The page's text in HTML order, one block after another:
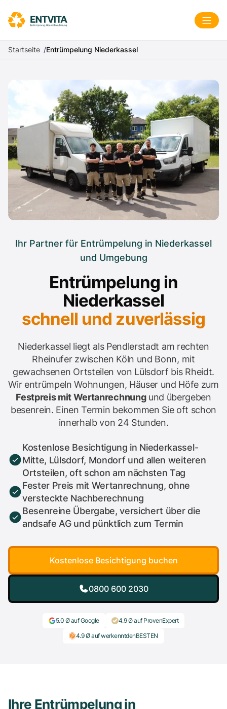
Startseite Entrümpelung Niederkassel
Ihr Partner für Entrümpelung in Niederkassel
und Umgebung
Entrümpelung in
Niederkassel
schnell und zuverlässig
Niederkassel liegt als Pendlerstadt am rechten
Rheinufer zwischen Köln und Bonn, mit
gewachsenen Ortsteilen von Lülsdorf bis Rheidt.
Wir entrümpeln Wohnungen, Häuser und Höfe zum
Festpreis mit Wertanrechnungund übergeben
besenrein. Einen Termin bekommen Sie oft schon
innerhalb von 24 Stunden.
Kostenlose Besichtigung in Niederkassel-
Mitte, Lülsdorf, Mondorf und allen weiteren
Ortsteilen, oft schon am nächsten Tag
Fester Preis mit Wertanrechnung, ohne
versteckte Nachberechnung
Besenreine Übergabe, versichert über die
andsafe AG und pünktlich zum Termin
Kostenlose Besichtigung buchen
0800 600 2030
5.0 Ø auf Google
4.9 Ø auf ProvenExpert
4.9 Ø auf werkenntdenBESTEN
Ihre Entrümpelung in